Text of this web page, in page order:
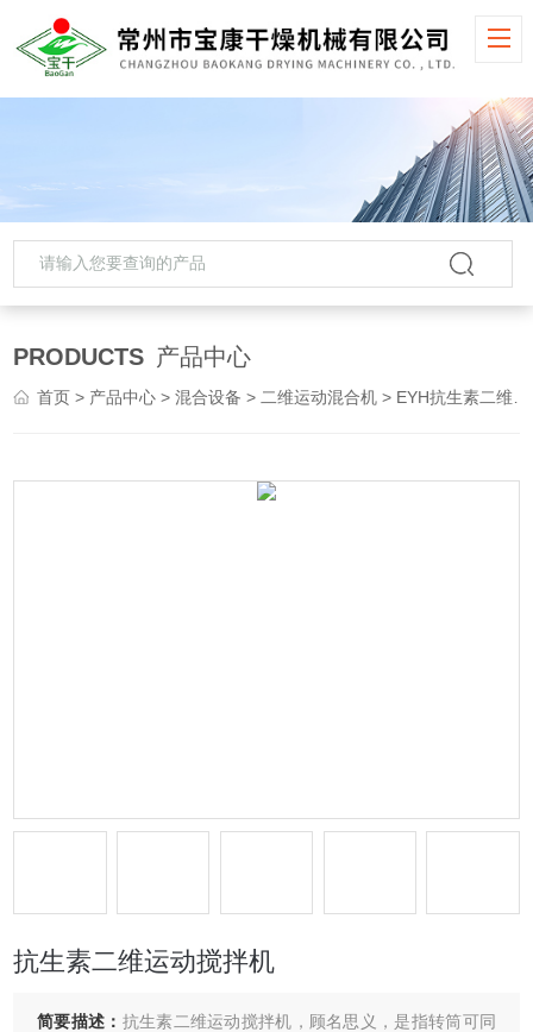
PRODUCTS 产品中心
首页 > 产品中心 >混合设备 > 二维运动混合机 > EYH抗生素二维运动搅拌机
抗生素二维运动搅拌机
简要描述： 抗生素二维运动搅拌机，顾名思义，是指转筒可同